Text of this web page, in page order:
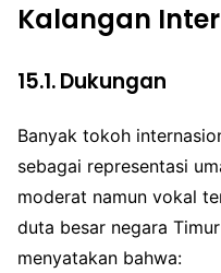
Kalangan
15.1. Dukungan
Banyak tokoh
sebagai representasi
moderat namun vokal
duta besar negara
menyatakan bahwa: